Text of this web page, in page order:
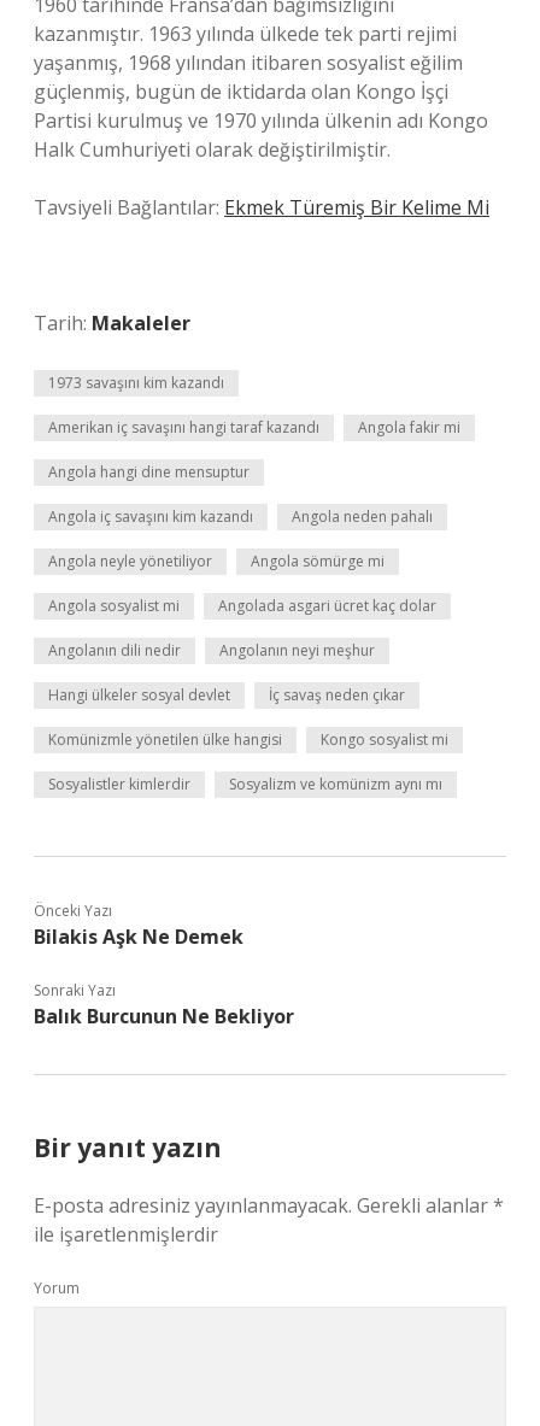
kazanmıştır. 1963 yılında ülkede tek parti rejimi
yaşanmış, 1968 yılından itibaren sosyalist eğilim
güçlenmiş, bugün de iktidarda olan Kongo İşçi
Partisi kurulmuş ve 1970 yılında ülkenin adı Kongo
Halk Cumhuriyeti olarak değiştirilmiştir.
Tavsiyeli Bağlantılar: Ekmek Türemiş Bir Kelime Mi
Tarih: Makaleler
1973 savaşını kim kazandı
Amerikan iç savaşını hangi taraf kazandı Angola fakir mi
Angola hangi dine mensuptur
Angola iç savaşını kim kazandı Angola neden pahalı
Angola neyle yönetiliyor Angola sömürge mi
Angola sosyalist mi Angolada asgari ücret kaç dolar
Angolanın dili nedir Angolanın neyi meşhur
Hangi ülkeler sosyal devlet İç savaş neden çıkar
Komünizmle yönetilen ülke hangisi Kongo sosyalist mi
Sosyalistler kimlerdir Sosyalizm ve komünizm aynı mı
Önceki Yazı
Bilakis Aşk Ne Demek
Sonraki Yazı
Balık Burcunun Ne Bekliyor
Bir yanıt yazın
E-posta adresiniz yayınlanmayacak. Gerekli alanlar*
ile işaretlenmişlerdir
Yorum